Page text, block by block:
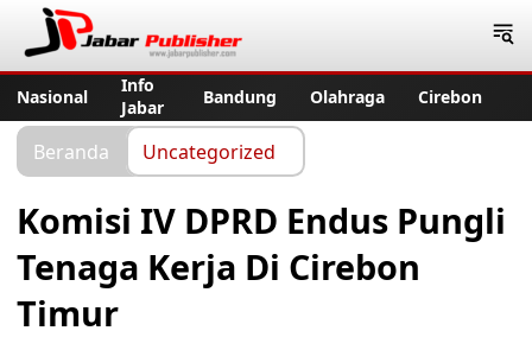
Nasional
Info
Jabar
Bandung Olahraga Cirebon
Beranda Uncategorized
Komisi IV DPRD Endus Pungli
Tenaga Kerja Di Cirebon
Timur